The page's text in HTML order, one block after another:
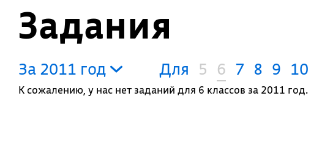
Задания
За 2011 год Для 5 6 7 8 9 10
К сожалению, у нас нет заданий для 6 классов за 2011 год.